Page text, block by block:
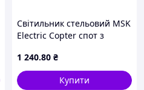
Світильник стельовий MSK
Electric Copter спот з
плафонами GX53 NL 80405-
3 BK Чорний (619512) D12-
2026
1 240.80 ₴
Купити